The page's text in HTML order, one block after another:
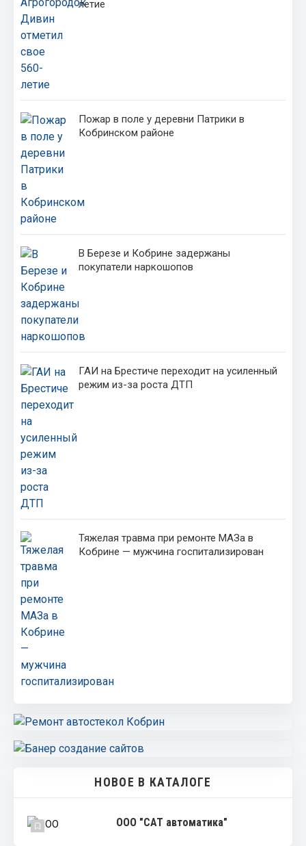
летие
Пожар в поле у деревни Патрики в
Кобринском районе
В Березе и Кобрине задержаны
покупатели наркошопов
ГАИ на Брестиче переходит на усиленный
режим из-за роста ДТП
Тяжелая травма при ремонте МАЗа в
Кобрине — мужчина госпитализирован
НОВОЕ В КАТАЛОГЕ
ООО "САТ автоматика"